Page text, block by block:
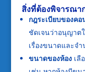
สิ่งที่ต้องพิจารณา
กฎระเบียบของคอ
ชัดเจนว่าอนุญาต
เรื่องขนาดและจ
ขนาดของห้องเลื